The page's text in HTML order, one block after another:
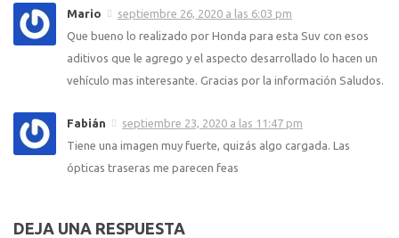
Mario
septiembre 26, 2020 a las 6:03 pm
Que bueno lo realizado por Honda para esta Suv con esos
aditivos que le agrego y el aspecto desarrollado lo hacen un
vehículo mas interesante. Gracias por la información Saludos.
Fabián
septiembre 23, 2020 a las 11:47 pm
Tiene una imagen muy fuerte, quizás algo cargada. Las
ópticas traseras me parecen feas
DEJA UNA RESPUESTA